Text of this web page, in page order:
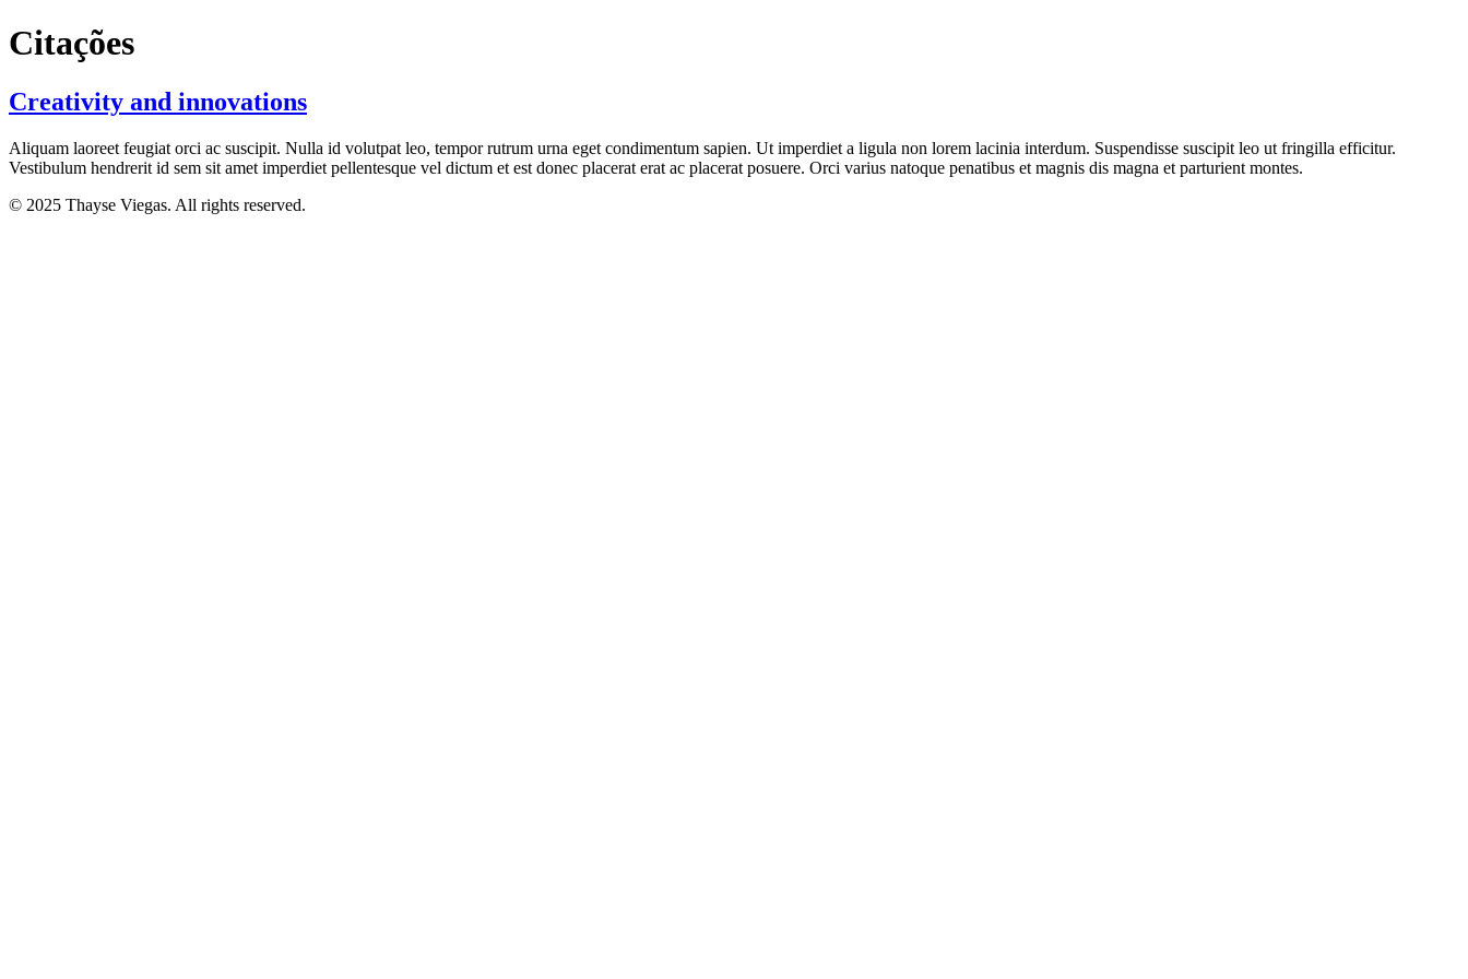
Ir
para
conteúdo
Citações
Creativity and innovations
Aliquam laoreet feugiat orci ac suscipit. Nulla id volutpat leo, tempor rutrum urna eget condimentum sapien. Ut imperdiet a ligula non lorem lacinia interdum. Suspendisse suscipit leo ut fringilla efficitur.
Vestibulum hendrerit id sem sit amet imperdiet pellentesque vel dictum et est donec placerat erat ac placerat posuere. Orci varius natoque penatibus et magnis dis magna et parturient montes.
© 2025 Thayse Viegas. All rights reserved.